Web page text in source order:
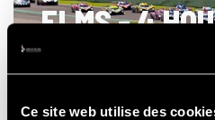
Ce site web utilise des
ELMS - 4
-